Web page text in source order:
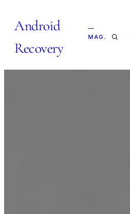
Android
Recovery
—
MAG.